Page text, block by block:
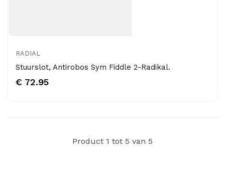
RADIAL
Stuurslot, Antirobos Sym Fiddle 2-Radikal.
€ 72.95
Product 1 tot 5 van 5